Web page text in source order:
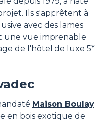
Ils s'apprêtent à
avec des lames
une vue imprenable
de l'hôtel de luxe 5*
Maison Boulay
en bois exotique de